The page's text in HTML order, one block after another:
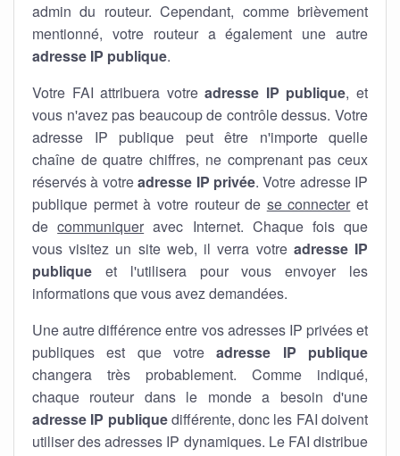
admin du routeur. Cependant, comme brièvement
mentionné, votre routeur a également une autre
adresse IP publique.
Votre FAI attribuera votreadresse IP publique, et
vous n'avez pas beaucoup de contrôle dessus. Votre
adresse IP publique peut être n'importe quelle
chaîne de quatre chiffres, ne comprenant pas ceux
réservés à votreadresse IP privée. Votre adresse IP
publique permet à votre routeur de se connecter et
decommuniquer avec Internet. Chaque fois que
vous visitez un site web, il verra votre adresse IP
publique et l'utilisera pour vous envoyer les
informations que vous avez demandées.
Une autre différence entre vos adresses IP privées et
publiques est que votreadresse IP publique
changera très probablement. Comme indiqué,
chaque routeur dans le monde a besoin d'une
adresse IP publiquedifférente, donc les FAI doivent
utiliser des adresses IP dynamiques. Le FAI distribue